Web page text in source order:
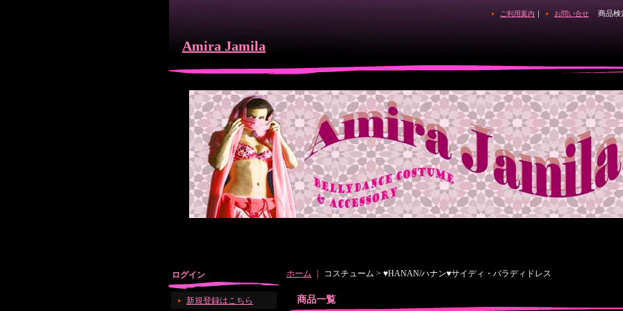
Amira Jamila
ご利用案内 ｜ お問い合せ 商品検
ログイン
新規登録はこちら
ホーム コスチューム > ♥HANAN/ハナン♥サイディ・バラディドレス
商品一覧